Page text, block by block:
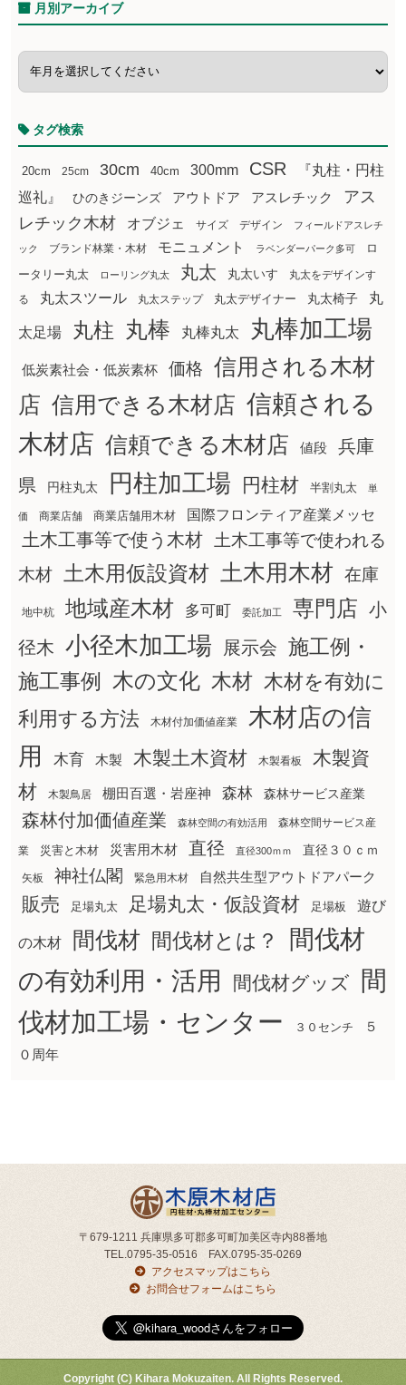
月別アーカイブ
タグ検索
20cm 25cm 30cm 40cm 300mm CSR
『丸柱・円柱
巡礼』
ひのきジーンズ アウトドア アスレチック
アス
レチック木材
オブジェ サイズ デザイン フィールドアスレチ
ック ブランド林業・木材 モニュメント ラベンダーパーク多可
ロ
ータリー丸太
ローリング丸太 丸太 丸太いす
丸太をデザインす
る
丸太スツール 丸太ステップ 丸太デザイナー 丸太椅子 丸
太足場 丸柱 丸棒 丸棒丸太 丸棒加工場
低炭素社会・低炭素杯 価格
信用される木材
店 信用できる木材店 信頼される
木材店 信頼できる木材店 値段
兵庫
県
円柱丸太 円柱加工場 円柱材 半割丸太 単
価 商業店舗 商業店舗用木材 国際フロンティア産業メッセ
土木工事等で使う木材
土木工事等で使われる
木材
土木用仮設資材 土木用木材 在庫
地中杭 地域産木材 多可町 委託加工 専門店 小
径木 小径木加工場 展示会 施工例・
施工事例
木の文化 木材 木材を有効に
利用する方法
木材付加価値産業
木材店の信
用
木育 木製 木製土木資材 木製看板
木製資
材
木製鳥居 棚田百選・岩座神 森林 森林サービス産業
森林付加価値産業 森林空間の有効活用 森林空間サービス産
業 災害と木材 災害用木材 直径 直径300ｍｍ 直径３０ｃｍ
矢板 神社仏閣 緊急用木材 自然共生型アウトドアパーク
販売 足場丸太 足場丸太・仮設資材 足場板 遊び
の木材 間伐材 間伐材とは？
間伐材
の有効利用・活用
間伐材グッズ
間
伐材加工場・センター
３０センチ
５
０周年
〒679-1211 兵庫県多可郡多可町加美区寺内88番地
TEL.0795-35-0516 FAX.0795-35-0269
アクセスマップはこちら
お問合せフォームはこちら
Copyright (C) Kihara Mokuzaiten. All Rights Reserved.